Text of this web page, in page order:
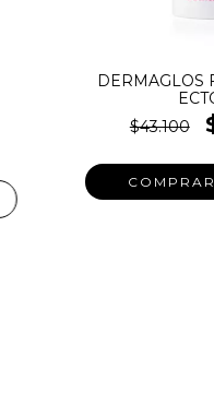
DERMAGLOS
$43.100